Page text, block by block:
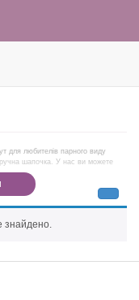
для любителів парного виду
шапочка. У нас ви можете
знайдено.